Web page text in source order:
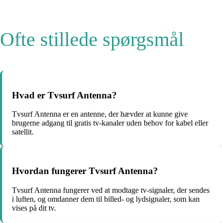
Ofte stillede spørgsmål
Hvad er Tvsurf Antenna?
Tvsurf Antenna er en antenne, der hævder at kunne give
brugerne adgang til gratis tv-kanaler uden behov for kabel eller
satellit.
Hvordan fungerer Tvsurf Antenna?
Tvsurf Antenna fungerer ved at modtage tv-signaler, der sendes
i luften, og omdanner dem til billed- og lydsignaler, som kan
vises på dit tv.